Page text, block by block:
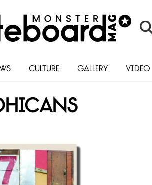
Culture Gallery Video